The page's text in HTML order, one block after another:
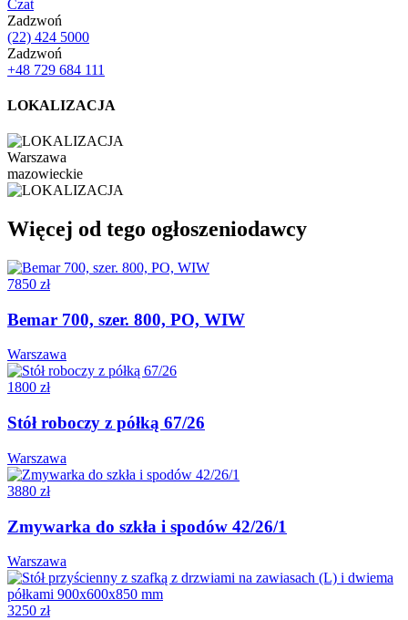
Czat
Zadzwoń
(22) 424 5000
Zadzwoń
+48 729 684 111
LOKALIZACJA
Warszawa
mazowieckie
Więcej od tego ogłoszeniodawcy
7850 zł
Bemar 700, szer. 800, PO, WIW
Warszawa
1800 zł
Stół roboczy z półką 67/26
Warszawa
3880 zł
Zmywarka do szkła i spodów 42/26/1
Warszawa
3250 zł